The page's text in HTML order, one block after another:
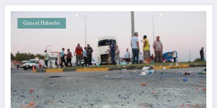
Güncel Haberler